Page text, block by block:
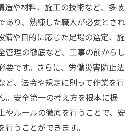
造や材料、施工の技術など、多岐
あり、熟練した職人が必要とされ
備や目的に応じた足場の選定、施
管理の徹底など、工事の前からし
要です。さらに、労働災害防止法
ど、法令や規定に則って作業を行
。安全第一の考え方を根本に据
やルールの徹底を行うことで、安
うことができます。